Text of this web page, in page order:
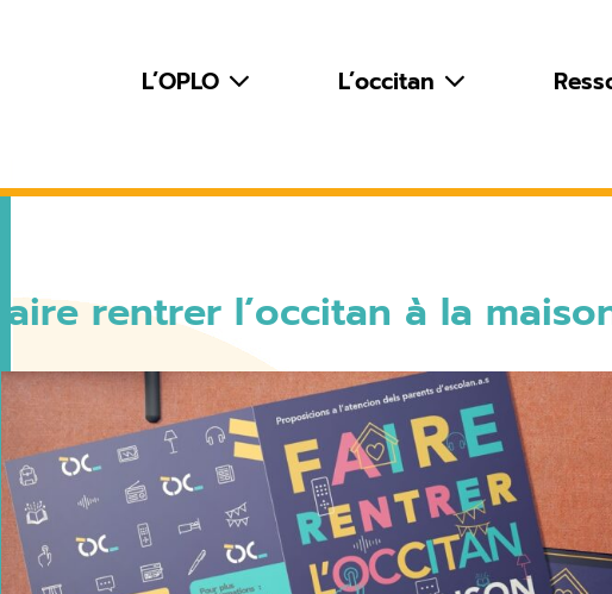
L’OPLO L’occitan
Faire rentrer l’occitan à la